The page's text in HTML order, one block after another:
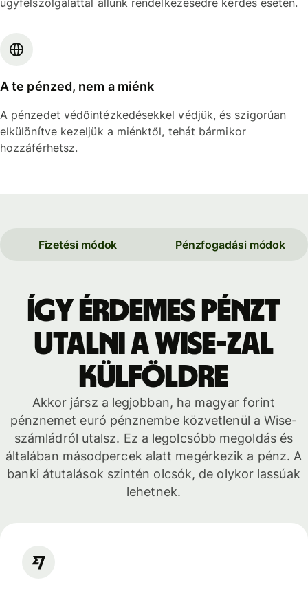
ügyfélszolgálattal állunk rendelkezésedre kérdés esetén.
A te pénzed, nem a miénk
A pénzedet védőintézkedésekkel védjük, és szigorúan
elkülönítve kezeljük a miénktől, tehát bármikor
hozzáférhetsz.
Fizetési módok Pénzfogadási módok
Így érdemes pénzt
utalni a Wise-zal
külföldre
Akkor jársz a legjobban, ha magyar forint
pénznemet euró pénznembe közvetlenül a Wise-
számládról utalsz. Ez a legolcsóbb megoldás és
általában másodpercek alatt megérkezik a pénz. A
banki átutalások szintén olcsók, de olykor lassúak
lehetnek.